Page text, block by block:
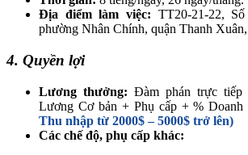
Địa điểm làm việc: TT20-21-22,
phường Nhân Chính, quận Thanh
4. Quyền lợi
Lương thưởng: Đàm phán trực tiếp
Lương Cơ bản + Phụ cấp + % Doanh
Thu nhập từ 2000$ – 5000$ trở lên)
Các chế độ, phụ cấp khác: